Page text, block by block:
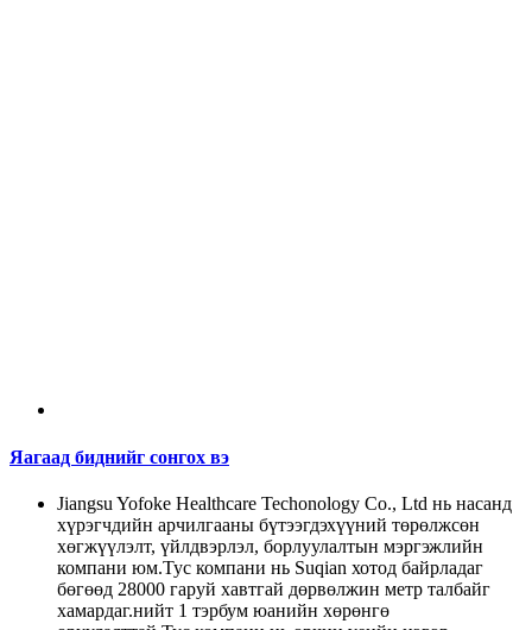
Яагаад биднийг сонгох вэ
Jiangsu Yofoke Healthcare Techonology Co., Ltd нь насанд
хүрэгчдийн арчилгааны бүтээгдэхүүний төрөлжсөн
хөгжүүлэлт, үйлдвэрлэл, борлуулалтын мэргэжлийн
компани юм.Тус компани нь Suqian хотод байрладаг
бөгөөд 28000 гаруй хавтгай дөрвөлжин метр талбайг
хамардаг.нийт 1 тэрбум юанийн хөрөнгө